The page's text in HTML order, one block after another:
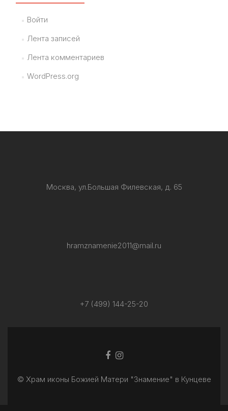
Войти
Лента записей
Лента комментариев
WordPress.org
Москва, ул.Большая Филевская, д. 65
hramznamenie2011@mail.ru
+7 (499) 144-25-20
Facebook
Ссылка
© Храм иконы Божией Матери "Знамение" в Кунцеве